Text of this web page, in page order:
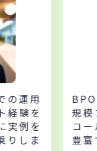
BPO業務プ
規模プロジ
コールリー
豊富です。